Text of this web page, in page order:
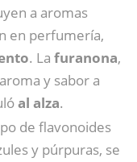
a aromas
en perfumería,
. La furanona,
y sabor a
al alza.
de flavonoides
y púrpuras, se